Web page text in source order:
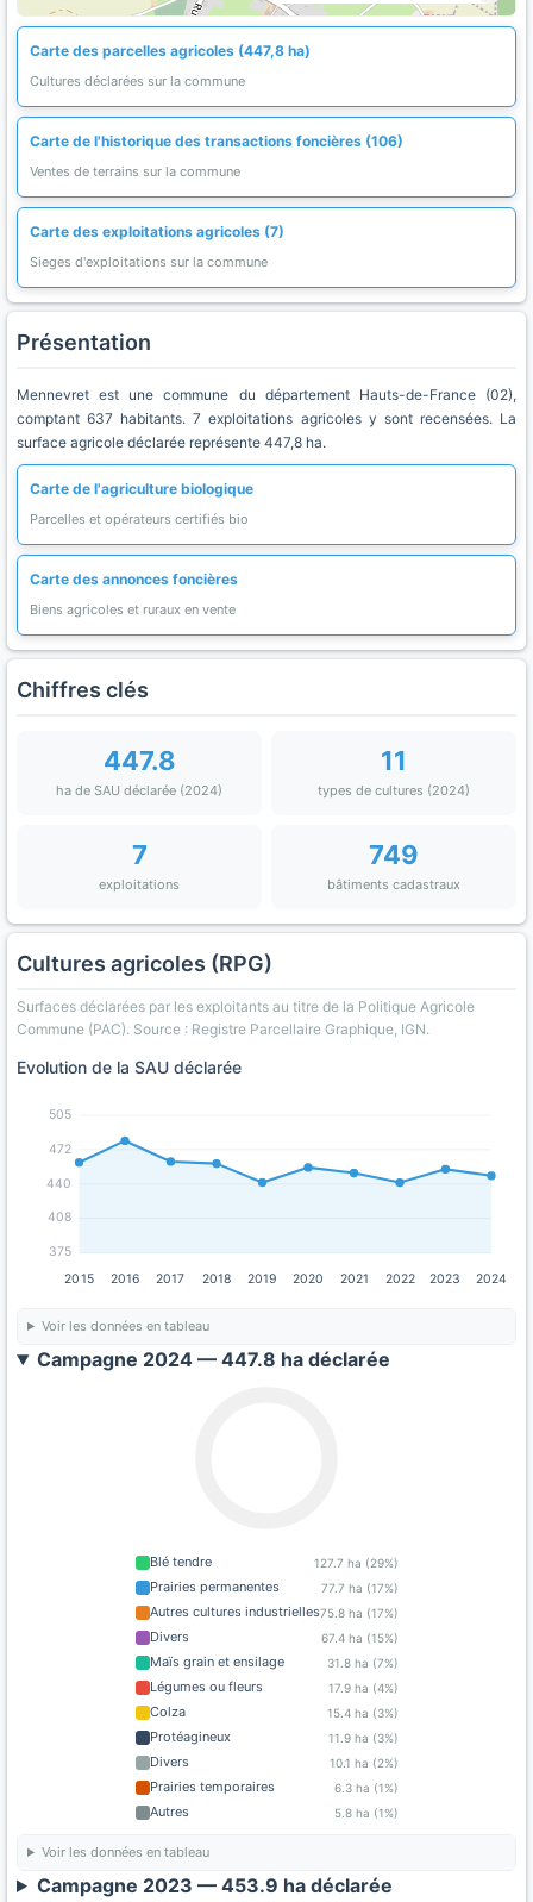
Carte des parcelles agricoles (447,8 ha)
Cultures déclarées sur la commune
Carte de l'historique des transactions foncières (106)
Ventes de terrains sur la commune
Carte des exploitations agricoles (7)
Sieges d'exploitations sur la commune
Présentation
Mennevret est une commune du département Hauts-de-France (02),
comptant 637 habitants. 7 exploitations agricoles y sont recensées. La
surface agricole déclarée représente 447,8 ha.
Carte de l'agriculture biologique
Parcelles et opérateurs certifiés bio
Carte des annonces foncières
Biens agricoles et ruraux en vente
Chiffres clés
447.8
ha de SAU déclarée (2024)
11
types de cultures (2024)
7
exploitations
749
bâtiments cadastraux
Cultures agricoles (RPG)
Surfaces déclarées par les exploitants au titre de la Politique Agricole
Commune (PAC). Source : Registre Parcellaire Graphique, IGN.
Evolution de la SAU déclarée
375
408
440
472
505
2015 2016 2017 2018 2019 2020 2021 2022 2023 2024
Voir les données en tableau
Campagne 2024 — 447.8 ha déclarée
Blé tendre 127.7 ha (29%)
Prairies permanentes 77.7 ha (17%)
Autres cultures industrielles75.8 ha (17%)
Divers 67.4 ha (15%)
Maïs grain et ensilage 31.8 ha (7%)
Légumes ou fleurs 17.9 ha (4%)
Colza 15.4 ha (3%)
Protéagineux 11.9 ha (3%)
Divers 10.1 ha (2%)
Prairies temporaires 6.3 ha (1%)
Autres 5.8 ha (1%)
Voir les données en tableau
Campagne 2023 — 453.9 ha déclarée